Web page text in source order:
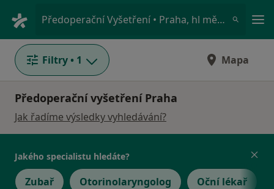
Předoperační Vyšetření • Praha, hl město Praha
Filtry • 1 Mapa
Předoperační vyšetření Praha
Jak řadíme výsledky vyhledávání?
Jakého specialistu hledáte?
Zubař Otorinolaryngolog Oční lékař